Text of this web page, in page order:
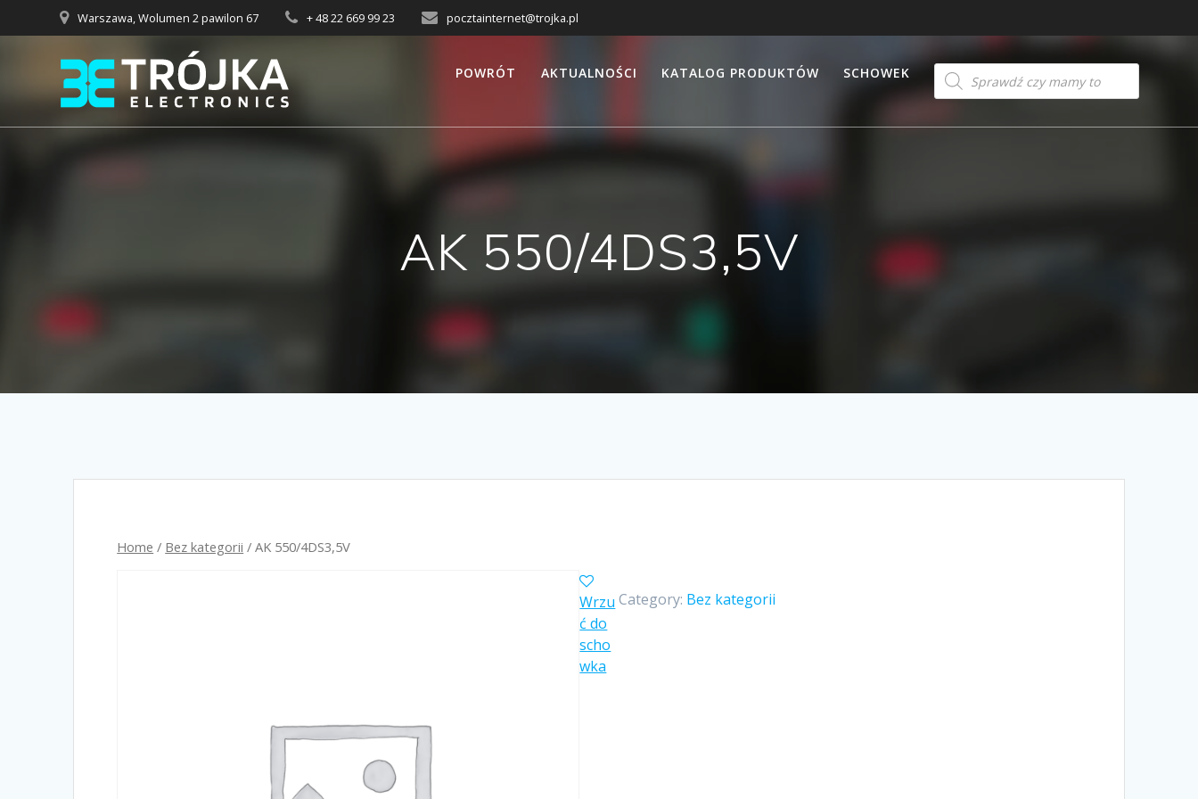
do
Warszawa, Wolumen 2 pawilon 67 + 48 22 669 99 23 pocztainternet@trojka.pl
POWRÓT AKTUALNOŚCI KATALOG PRODUKTÓW SCHOWEK
Products
search
AK 550/4DS3,5V
Home / Bez kategorii / AK 550/4DS3,5V
Category: Bez kategorii
Wrzu
ć do
scho
wka